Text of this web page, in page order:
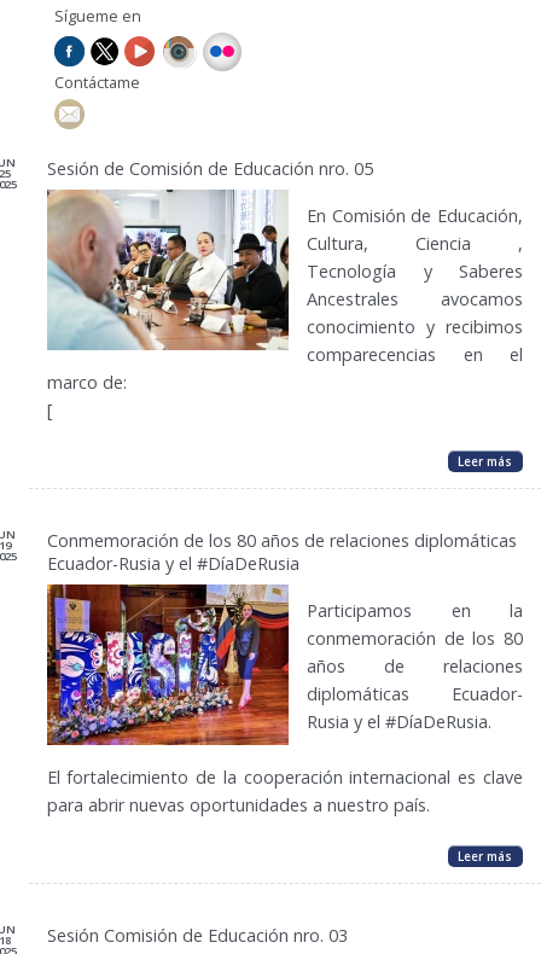
Sígueme en
Contáctame
25 Sesión de Comisión de Educación nro. 05
En Comisión de Educación,
Cultura, Ciencia ,
Tecnología y Saberes
Ancestrales avocamos
conocimiento y recibimos
comparecencias en el
marco de:
[
Leer más
19
Conmemoración de los 80 años de relaciones diplomáticas
Ecuador-Rusia y el #DíaDeRusia
Participamos en la
conmemoración de los 80
años de relaciones
diplomáticas Ecuador-
Rusia y el #DíaDeRusia.
El fortalecimiento de la cooperación internacional es clave
para abrir nuevas oportunidades a nuestro país.
Leer más
18 Sesión Comisión de Educación nro. 03